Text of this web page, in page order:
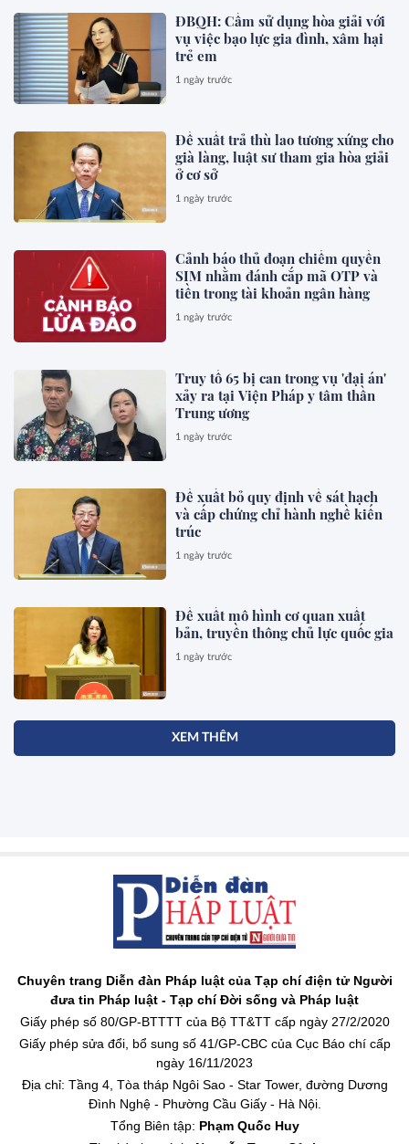
ĐBQH: Cấm sử dụng hòa giải với
vụ việc bạo lực gia đình, xâm hại
trẻ em
1 ngày trước
Đề xuất trả thù lao tương xứng cho
già làng, luật sư tham gia hòa giải
ở cơ sở
1 ngày trước
Cảnh báo thủ đoạn chiếm quyền
SIM nhằm đánh cắp mã OTP và
tiền trong tài khoản ngân hàng
1 ngày trước
Truy tố 65 bị can trong vụ 'đại án'
xảy ra tại Viện Pháp y tâm thần
Trung ương
1 ngày trước
Đề xuất bỏ quy định về sát hạch
và cấp chứng chỉ hành nghề kiến
trúc
1 ngày trước
Đề xuất mô hình cơ quan xuất
bản, truyền thông chủ lực quốc gia
1 ngày trước
XEM THÊM
Chuyên trang Diễn đàn Pháp luật của Tạp chí điện tử Người
đưa tin Pháp luật - Tạp chí Đời sống và Pháp luật
Giấy phép số 80/GP-BTTTT của Bộ TT&TT cấp ngày 27/2/2020
Giấy phép sửa đổi, bổ sung số 41/GP-CBC của Cục Báo chí cấp
ngày 16/11/2023
Địa chỉ: Tầng 4, Tòa tháp Ngôi Sao - Star Tower, đường Dương
Đình Nghệ - Phường Cầu Giấy - Hà Nội.
Tổng Biên tập: Phạm Quốc Huy